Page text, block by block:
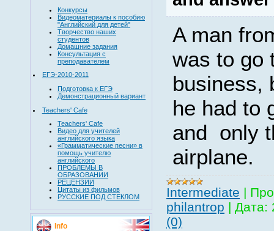
Конкурсы
Видеоматериалы к пособию
"Английский для детей"
Творчество наших
студентов
Домашние задания
Консультация с
преподавателем
ЕГЭ-2010-2011
Подготовка к ЕГЭ
Демонстрационный вариант
Teachers' Cafe
Teachers' Cafe
Видео для учителей
английского языка
«Грамматические песни» в
помощь учителю
английского
ПРОБЛЕМЫ В
ОБРАЗОВАНИИ
РЕЦЕНЗИИ
Цитаты из фильмов
РУССКИЕ ПОД СТЕКЛОМ
Info
A man
was to go
business,
he had to
and only
airplane.
Intermediate |
philantrop | Дата:
(0)